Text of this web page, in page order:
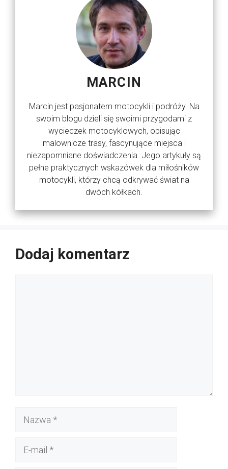
MARCIN
Marcin jest pasjonatem motocykli i podróży. Na
swoim blogu dzieli się swoimi przygodami z
wycieczek motocyklowych, opisując
malownicze trasy, fascynujące miejsca i
niezapomniane doświadczenia. Jego artykuły są
pełne praktycznych wskazówek dla miłośników
motocykli, którzy chcą odkrywać świat na
dwóch kółkach.
Dodaj komentarz
Nazwa